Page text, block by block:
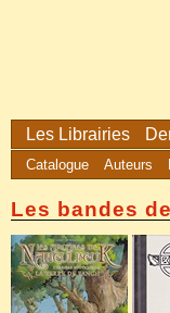
Les Librairies
Catalogue Auteurs
Les bandes